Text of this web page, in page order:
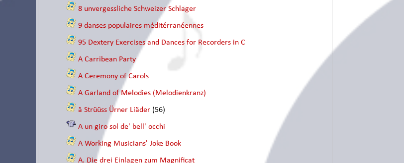
8 unvergessliche Schweizer Schlager
9 danses populaires méditérranéennes
95 Dextery Exercises and Dances for Recorders in C
A Carribean Party
A Ceremony of Carols
A Garland of Melodies (Melodienkranz)
ä Strüüss Ürner Liäder (56)
A un giro sol de' bell' occhi
A Working Musicians' Joke Book
A. Die drei Einlagen zum Magnificat